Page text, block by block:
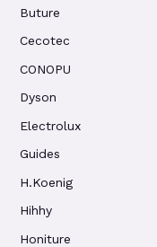
Buture
Cecotec
CONOPU
Dyson
Electrolux
Guides
H.Koenig
Hihhy
Honiture